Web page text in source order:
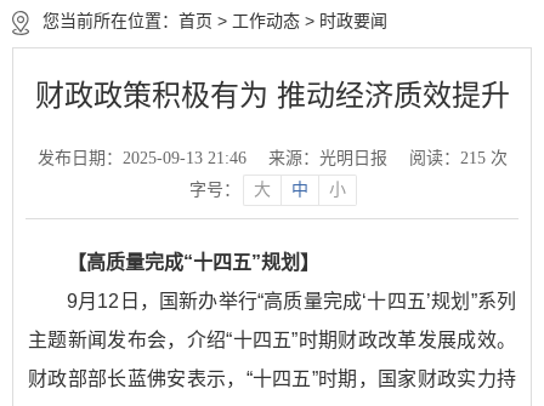
您当前所在位置： 首页 > 工作动态 > 时政要闻
财政政策积极有为 推动经济质效提升
发布日期：2025-09-13 21:46 来源：光明日报 阅读： 215次
字号：
大 中 小
【高质量完成“十四五”规划】
9月12日，国新办举行“高质量完成‘十四五’规划”系列
主题新闻发布会，介绍“十四五”时期财政改革发展成效。
财政部部长蓝佛安表示，“十四五”时期，国家财政实力持